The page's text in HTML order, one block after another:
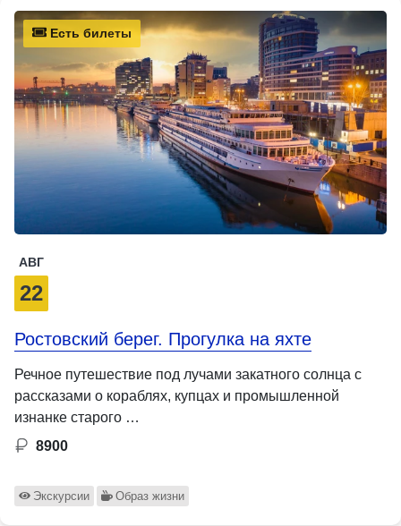
Есть билеты
АВГ
22
Ростовский берег. Прогулка на яхте
Речное путешествие под лучами закатного солнца с
рассказами о кораблях, купцах и промышленной
изнанке старого …
8900
Экскурсии Образ жизни